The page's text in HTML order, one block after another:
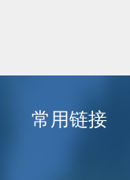
常用链接